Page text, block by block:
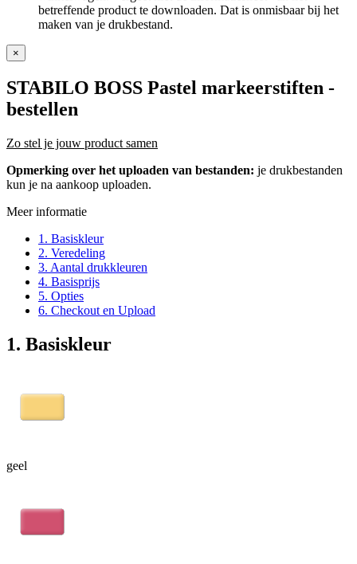
betreffende product te downloaden. Dat is onmisbaar bij het
maken van je drukbestand.
×
STABILO BOSS Pastel markeerstiften -
bestellen
Zo stel je jouw product samen
Opmerking over het uploaden van bestanden: je drukbestanden
kun je na aankoop uploaden.
Meer informatie
1. Basiskleur
2. Veredeling
3. Aantal drukkleuren
4. Basisprijs
5. Opties
6. Checkout en Upload
1. Basiskleur
geel